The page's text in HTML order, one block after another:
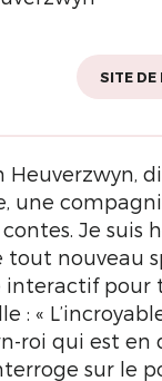
SITE DE
Heuverzwyn,
une
Je suis
tout nouveau
pour
: «
roi qui est en
sur le